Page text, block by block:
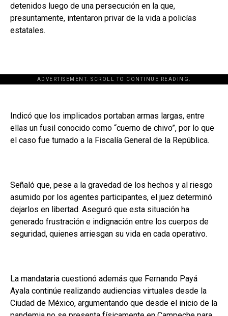
detenidos luego de una persecución en la que,
presuntamente, intentaron privar de la vida a policías
estatales.
ADVERTISEMENT. SCROLL TO CONTINUE READING.
Indicó que los implicados portaban armas largas, entre
ellas un fusil conocido como “cuerno de chivo”, por lo que
el caso fue turnado a la Fiscalía General de la República.
Señaló que, pese a la gravedad de los hechos y al riesgo
asumido por los agentes participantes, el juez determinó
dejarlos en libertad. Aseguró que esta situación ha
generado frustración e indignación entre los cuerpos de
seguridad, quienes arriesgan su vida en cada operativo.
La mandataria cuestionó además que Fernando Payá
Ayala continúe realizando audiencias virtuales desde la
Ciudad de México, argumentando que desde el inicio de la